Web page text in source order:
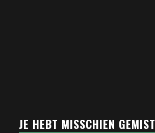
JE HEBT MISSCHIEN GEMIST